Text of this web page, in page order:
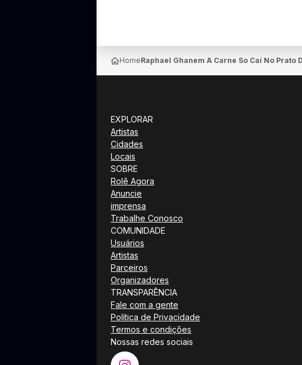
HomeRaphael Ghanem A Carne So Cai No Prato
EXPLORAR
Artistas
Cidades
Locais
SOBRE
Rolê Agora
Anuncie
imprensa
Trabalhe Conosco
COMUNIDADE
Usuários
Artistas
Parceiros
Organizadores
TRANSPARÊNCIA
Fale com a gente
Política de Privacidade
Termos e condições
Nossas redes sociais